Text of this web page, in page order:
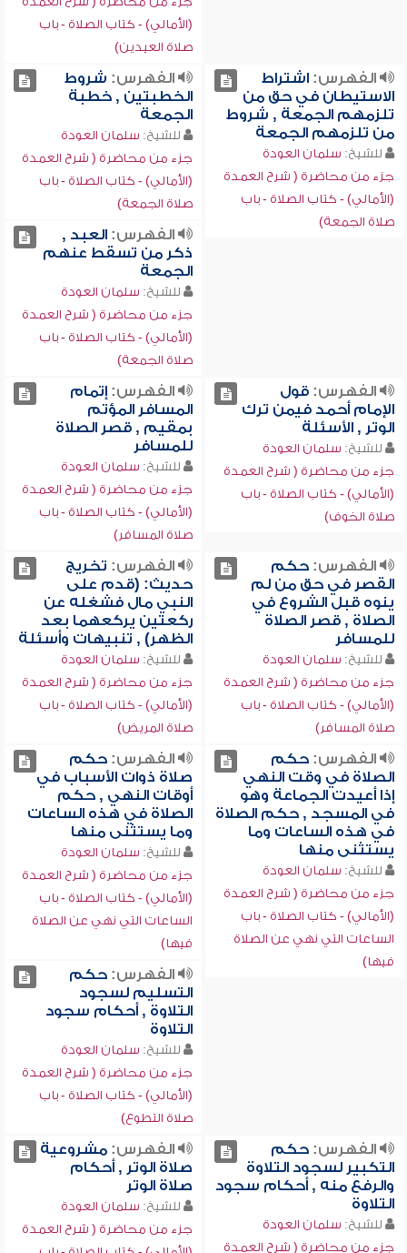
(الأمالي) - كتاب الصلاة - باب
صلاة العيدين)
الفهرس:اشتراط
الاستيطان في حق من
تلزمهم الجمعة , شروط
من تلزمهم الجمعة
للشيخ: سلمان العودة
جزء من محاضرة ( شرح العمدة
(الأمالي) - كتاب الصلاة - باب
صلاة الجمعة)
الفهرس: شروط
الخطبتين , خطبة
الجمعة
للشيخ: سلمان العودة
جزء من محاضرة ( شرح العمدة
(الأمالي) - كتاب الصلاة - باب
صلاة الجمعة)
الفهرس:العبد ,
ذكر من تسقط عنهم
الجمعة
للشيخ: سلمان العودة
جزء من محاضرة ( شرح العمدة
(الأمالي) - كتاب الصلاة - باب
صلاة الجمعة)
الفهرس:قول
الإمام أحمد فيمن ترك
الوتر , الأسئلة
للشيخ: سلمان العودة
جزء من محاضرة ( شرح العمدة
(الأمالي) - كتاب الصلاة - باب
صلاة الخوف)
الفهرس:إتمام
المسافر المؤتم
بمقيم , قصر الصلاة
للمسافر
للشيخ: سلمان العودة
جزء من محاضرة ( شرح العمدة
(الأمالي) - كتاب الصلاة - باب
صلاة المسافر)
الفهرس:حكم
القصر في حق من لم
ينوه قبل الشروع في
الصلاة , قصر الصلاة
للمسافر
للشيخ: سلمان العودة
جزء من محاضرة ( شرح العمدة
(الأمالي) - كتاب الصلاة - باب
صلاة المسافر)
الفهرس: تخريج
حديث: (قدم على
النبي مال فشغله عن
ركعتين يركعهما بعد
الظهر) , تنبيهات وأسئلة
للشيخ: سلمان العودة
جزء من محاضرة ( شرح العمدة
(الأمالي) - كتاب الصلاة - باب
صلاة المريض)
الفهرس:حكم
الصلاة في وقت النهي
إذا أعيدت الجماعة وهو
في المسجد , حكم الصلاة
في هذه الساعات وما
يستثنى منها
للشيخ: سلمان العودة
جزء من محاضرة ( شرح العمدة
(الأمالي) - كتاب الصلاة - باب
الساعات التي نهي عن الصلاة
فيها)
الفهرس:حكم
صلاة ذوات الأسباب في
أوقات النهي , حكم
الصلاة في هذه الساعات
وما يستثنى منها
للشيخ: سلمان العودة
جزء من محاضرة ( شرح العمدة
(الأمالي) - كتاب الصلاة - باب
الساعات التي نهي عن الصلاة
فيها)
الفهرس:حكم
التسليم لسجود
التلاوة , أحكام سجود
التلاوة
للشيخ: سلمان العودة
جزء من محاضرة ( شرح العمدة
(الأمالي) - كتاب الصلاة - باب
صلاة التطوع)
الفهرس:حكم
التكبير لسجود التلاوة
والرفع منه , أحكام سجود
التلاوة
للشيخ: سلمان العودة
جزء من محاضرة ( شرح العمدة
الفهرس:مشروعية
صلاة الوتر , أحكام
صلاة الوتر
للشيخ: سلمان العودة
جزء من محاضرة ( شرح العمدة